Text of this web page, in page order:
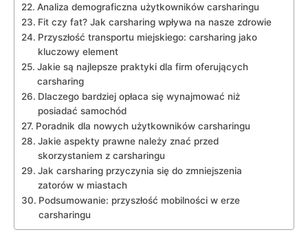
Analiza‍ demograficzna użytkowników carsharingu
Fit ​czy fat? Jak carsharing wpływa na nasze zdrowie
Przyszłość transportu miejskiego: carsharing jako
kluczowy element
Jakie są najlepsze praktyki dla firm oferujących
carsharing
Dlaczego bardziej ⁣opłaca się wynajmować niż
posiadać samochód
Poradnik ‌dla nowych użytkowników carsharingu
Jakie aspekty prawne należy⁢ znać przed
skorzystaniem z carsharingu
Jak carsharing przyczynia się do zmniejszenia
zatorów w miastach
Podsumowanie: przyszłość mobilności w erze
carsharingu